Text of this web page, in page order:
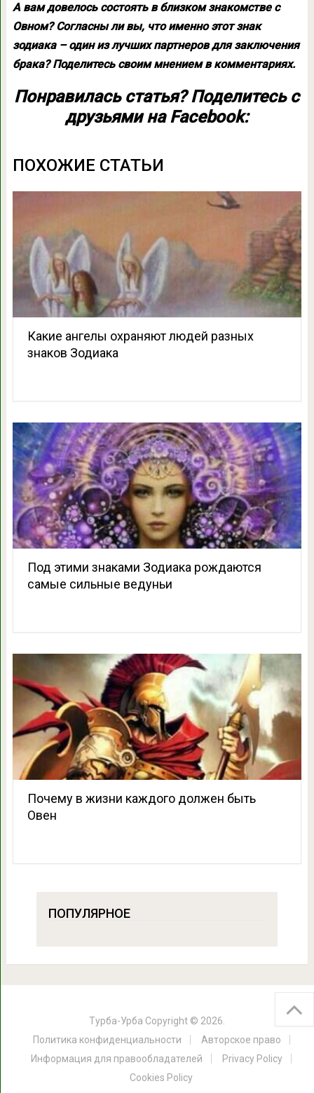
А вам довелось состоять в близком знакомстве с
Овном? Согласны ли вы, что именно этот знак
зодиака – один из лучших партнеров для заключения
брака? Поделитесь своим мнением в комментариях.
Понравилась статья? Поделитесь с
друзьями на Facebook:
ПОХОЖИЕ СТАТЬИ
Какие ангелы охраняют людей разных
знаков Зодиака
Под этими знаками Зодиака рождаются
самые сильные ведуньи
Почему в жизни каждого должен быть
Овен
ПОПУЛЯРНОЕ
Турба-Урба Copyright © 2026.
Политика конфиденциальности
Авторское право
Информация для правообладателей
Privacy Policy
Cookies Policy